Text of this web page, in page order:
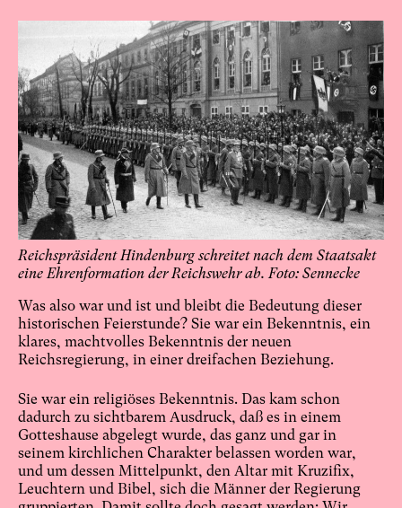
Reichspräsident Hindenburg schreitet nach dem Staatsakt
eine Ehrenformation der Reichswehr ab. Foto: Sennecke
Was also war und ist und bleibt die Bedeutung dieser
historischen Feierstunde? Sie war ein Bekenntnis, ein
klares, machtvolles Bekenntnis der neuen
Reichsregierung, in einer dreifachen Beziehung.
Sie war ein religiöses Bekenntnis. Das kam schon
dadurch zu sichtbarem Ausdruck, daß es in einem
Gotteshause abgelegt wurde, das ganz und gar in
seinem kirchlichen Charakter belassen worden war,
und um dessen Mittelpunkt, den Altar mit Kruzifix,
Leuchtern und Bibel, sich die Männer der Regierung